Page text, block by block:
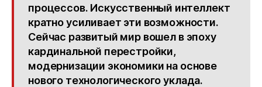
процессов. Искусственный интеллект
кратно усиливает эти возможности.
Сейчас развитый мир вошел в эпоху
кардинальной перестройки,
модернизации экономики на основе
нового технологического уклада.